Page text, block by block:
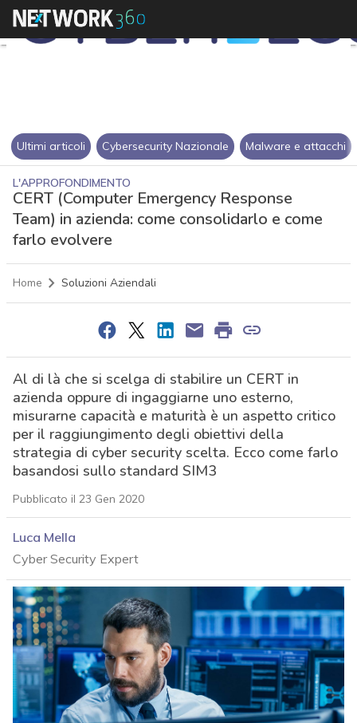
Ultimi articoli Cybersecurity Nazionale Malware e attacchi
L'APPROFONDIMENTO
CERT (Computer Emergency Response
Team) in azienda: come consolidarlo e come
farlo evolvere
Home Soluzioni Aziendali
Al di là che si scelga di stabilire un CERT in
azienda oppure di ingaggiarne uno esterno,
misurarne capacità e maturità è un aspetto critico
per il raggiungimento degli obiettivi della
strategia di cyber security scelta. Ecco come farlo
basandosi sullo standard SIM3
Pubblicato il 23 Gen 2020
Luca Mella
Cyber Security Expert